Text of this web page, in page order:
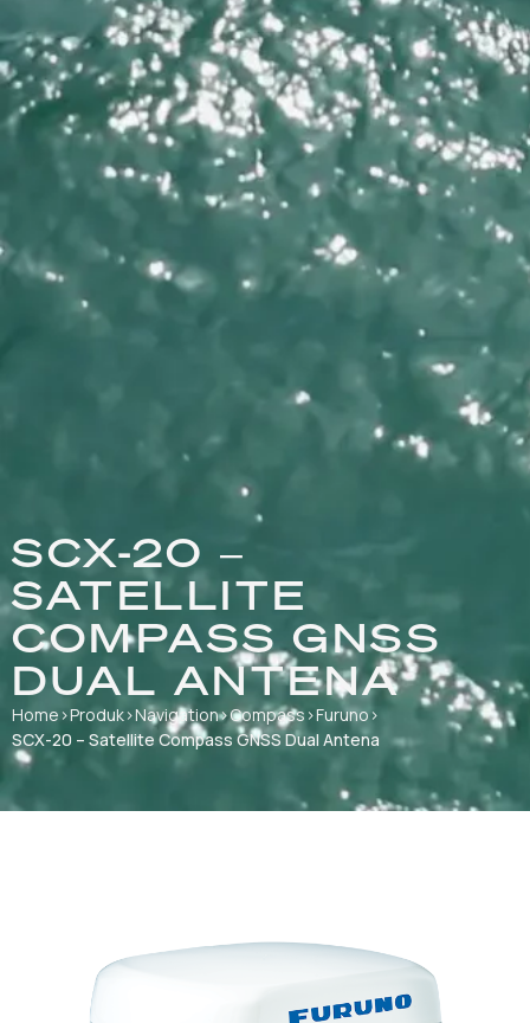
SCX-20 –
SATELLITE
COMPASS GNSS
DUAL ANTENA
Home›Produk›Navigation›Compass ›Furuno ›
SCX-20 – Satellite Compass GNSS Dual Antena